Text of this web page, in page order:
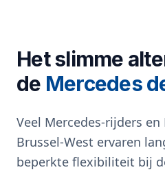
Het slimme
de Mercedes
Veel Mercedes-rijders
Brussel-West ervaren
beperkte flexibiliteit bij